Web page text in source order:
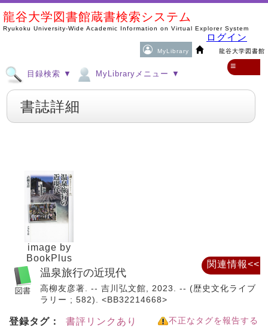
龍谷大学図書館蔵書検索システム
Ryukoku University-Wide Academic Information on Virtual Explorer System
MyLibrary 龍谷大学図書館
ログイン
目録検索 ▼ MyLibraryメニュー ▼
≡
書誌詳細
image by
BookPlus
温泉旅行の近現代
高柳友彦著. -- 吉川弘文館, 2023. -- (歴史文化ライブ
ラリー ; 582). <BB32214668>
登録タグ： 書評リンクあり 不正なタグを報告する
関連情報<<